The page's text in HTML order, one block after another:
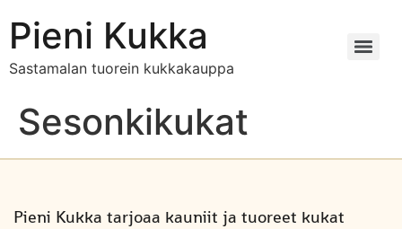
Pieni Kukka
Sastamalan tuorein kukkakauppa
Sesonkikukat
Pieni Kukka tarjoaa kauniit ja tuoreet kukat